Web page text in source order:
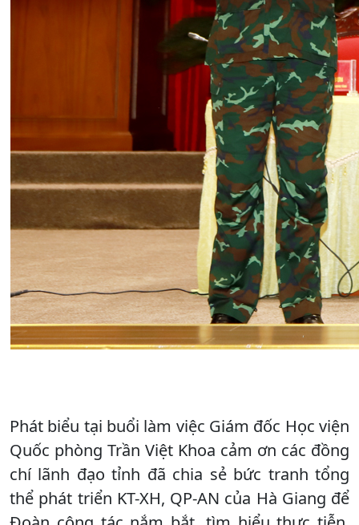
Phát biểu tại buổi làm việc Giám đốc Học viện
Quốc phòng Trần Việt Khoa cảm ơn các đồng
chí lãnh đạo tỉnh đã chia sẻ bức tranh tổng
thể phát triển KT-XH, QP-AN của Hà Giang để